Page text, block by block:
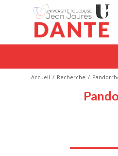
Accueil Recherche